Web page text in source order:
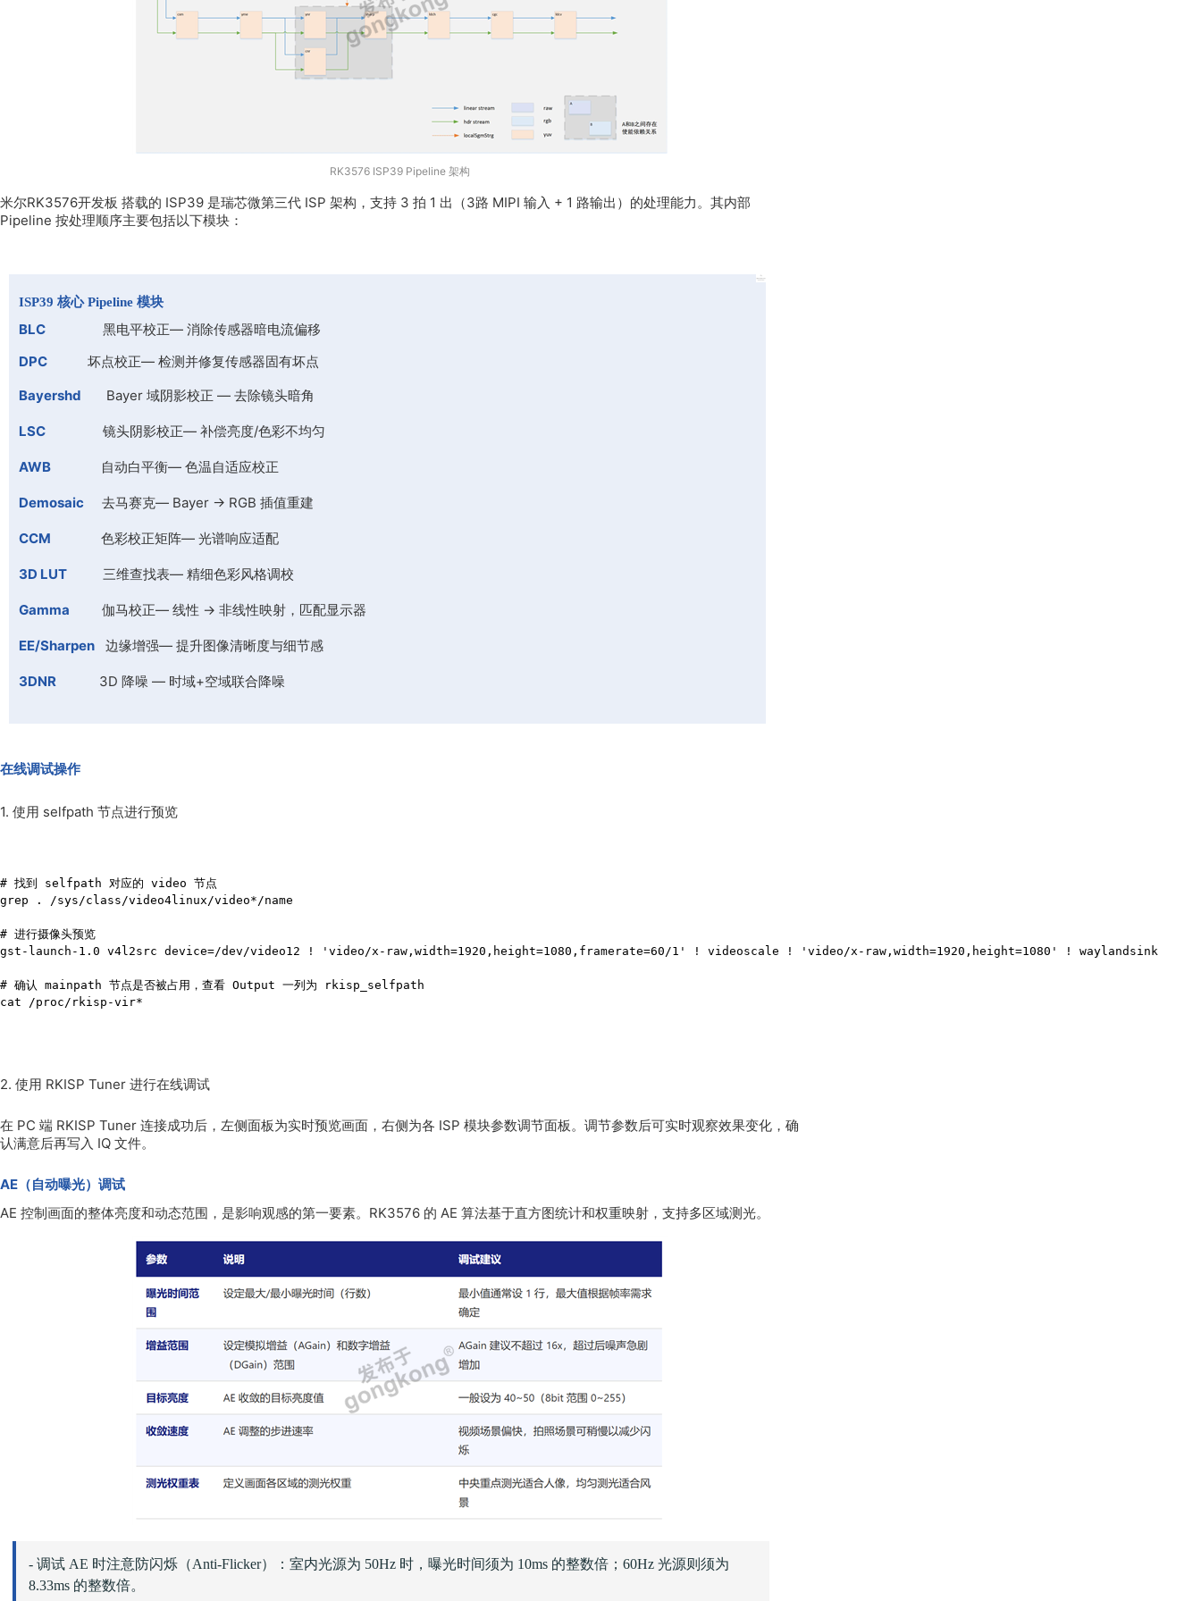
RK3576 ISP39 Pipeline 架构
米尔RK3576开发板 搭载的 ISP39 是瑞芯微第三代 ISP 架构，支持 3 拍 1 出（3路 MIPI 输入 + 1 路输出）的处理能力。其内部
Pipeline 按处理顺序主要包括以下模块：
ISP39 核心 Pipeline 模块
BLC 黑电平校正— 消除传感器暗电流偏移
DPC
坏点校正— 检测并修复传感器固有坏点
Bayershd Bayer 域阴影校正 — 去除镜头暗角
LSC 镜头阴影校正— 补偿亮度/色彩不均匀
AWB 自动白平衡— 色温自适应校正
Demosaic 去马赛克— Bayer → RGB 插值重建
CCM 色彩校正矩阵— 光谱响应适配
3D LUT 三维查找表— 精细色彩风格调校
Gamma 伽马校正— 线性 → 非线性映射，匹配显示器
EE/Sharpen 边缘增强— 提升图像清晰度与细节感
3DNR 3D 降噪 — 时域+空域联合降噪
在线调试操作
1. 使用 selfpath 节点进行预览
# 找到 selfpath 对应的 video 节点
grep . /sys/class/video4linux/video*/name
# 进行摄像头预览
gst-launch-1.0 v4l2src device=/dev/video12 ! 'video/x-raw,width=1920,height=1080,framerate=60/1' ! videoscale ! 'video/x-raw,width=1920,height=1080' ! waylandsink
# 确认 mainpath 节点是否被占用，查看 Output 一列为 rkisp_selfpath
cat /proc/rkisp-vir*
2. 使用 RKISP Tuner 进行在线调试
在 PC 端 RKISP Tuner 连接成功后，左侧面板为实时预览画面，右侧为各 ISP 模块参数调节面板。调节参数后可实时观察效果变化，确
认满意后再写入 IQ 文件。
AE（自动曝光）调试
AE 控制画面的整体亮度和动态范围，是影响观感的第一要素。RK3576 的 AE 算法基于直方图统计和权重映射，支持多区域测光。
- 调试 AE 时注意防闪烁（Anti-Flicker）：室内光源为 50Hz 时，曝光时间须为 10ms 的整数倍；60Hz 光源则须为
8.33ms 的整数倍。